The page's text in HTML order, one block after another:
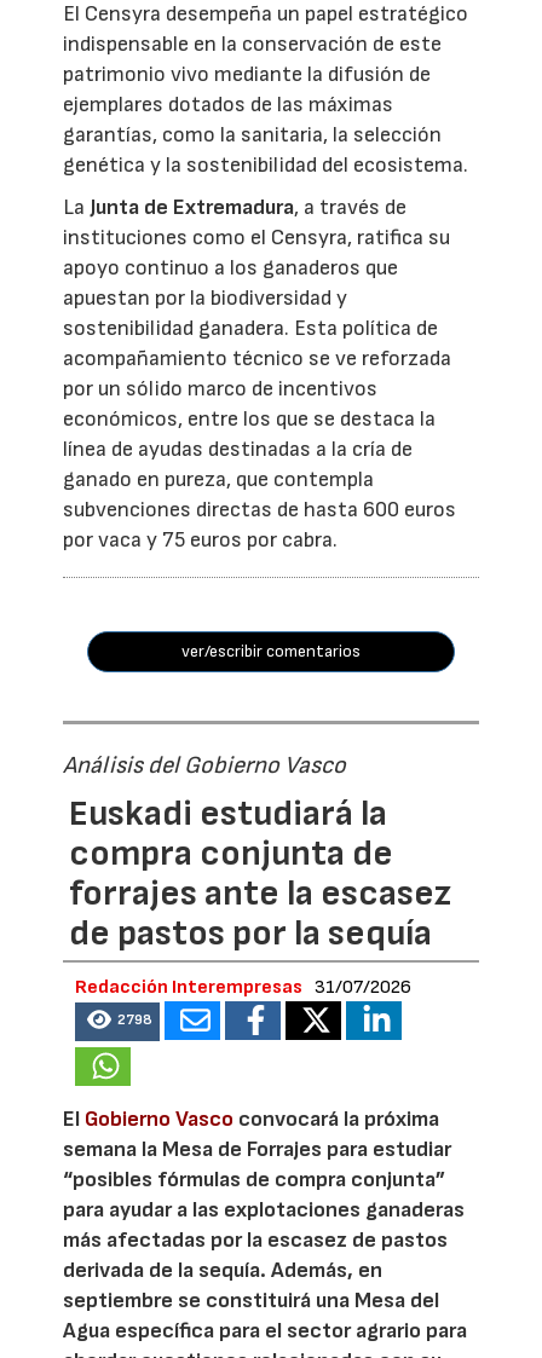
El Censyra desempeña un papel estratégico
indispensable en la conservación de este
patrimonio vivo mediante la difusión de
ejemplares dotados de las máximas
garantías, como la sanitaria, la selección
genética y la sostenibilidad del ecosistema.
LaJunta de Extremadura, a través de
instituciones como el Censyra, ratifica su
apoyo continuo a los ganaderos que
apuestan por la biodiversidad y
sostenibilidad ganadera. Esta política de
acompañamiento técnico se ve reforzada
por un sólido marco de incentivos
económicos, entre los que se destaca la
línea de ayudas destinadas a la cría de
ganado en pureza, que contempla
subvenciones directas de hasta 600 euros
por vaca y 75 euros por cabra.
ver/escribir comentarios
Análisis del Gobierno Vasco
Euskadi estudiará la
compra conjunta de
forrajes ante la escasez
de pastos por la sequía
Redacción Interempresas 31/07/2026
2798
El Gobierno Vasco convocará la próxima
semana la Mesa de Forrajes para estudiar
“posibles fórmulas de compra conjunta”
para ayudar a las explotaciones ganaderas
más afectadas por la escasez de pastos
derivada de la sequía. Además, en
septiembre se constituirá una Mesa del
Agua específica para el sector agrario para